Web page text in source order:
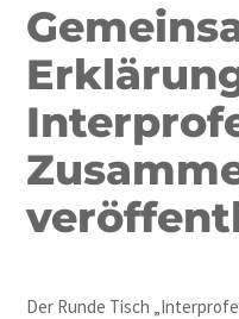
Der Runde Tisch